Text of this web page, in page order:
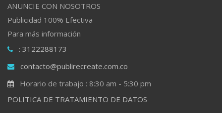
ANUNCIE CON NOSOTROS
Publicidad 100% Efectiva
Para más información
: 3122288173
contacto@publirecreate.com.co
Horario de trabajo : 8:30 am - 5:30 pm
POLITICA DE TRATAMIENTO DE DATOS